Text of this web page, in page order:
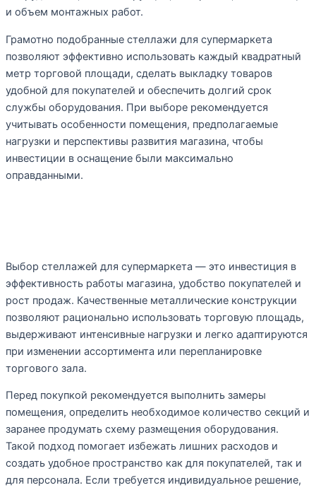
и объем монтажных работ.
Грамотно подобранные стеллажи для супермаркета
позволяют эффективно использовать каждый квадратный
метр торговой площади, сделать выкладку товаров
удобной для покупателей и обеспечить долгий срок
службы оборудования. При выборе рекомендуется
учитывать особенности помещения, предполагаемые
нагрузки и перспективы развития магазина, чтобы
инвестиции в оснащение были максимально
оправданными.
Выбор стеллажей для супермаркета — это инвестиция в
эффективность работы магазина, удобство покупателей и
рост продаж. Качественные металлические конструкции
позволяют рационально использовать торговую площадь,
выдерживают интенсивные нагрузки и легко адаптируются
при изменении ассортимента или перепланировке
торгового зала.
Перед покупкой рекомендуется выполнить замеры
помещения, определить необходимое количество секций и
заранее продумать схему размещения оборудования.
Такой подход помогает избежать лишних расходов и
создать удобное пространство как для покупателей, так и
для персонала. Если требуется индивидуальное решение,